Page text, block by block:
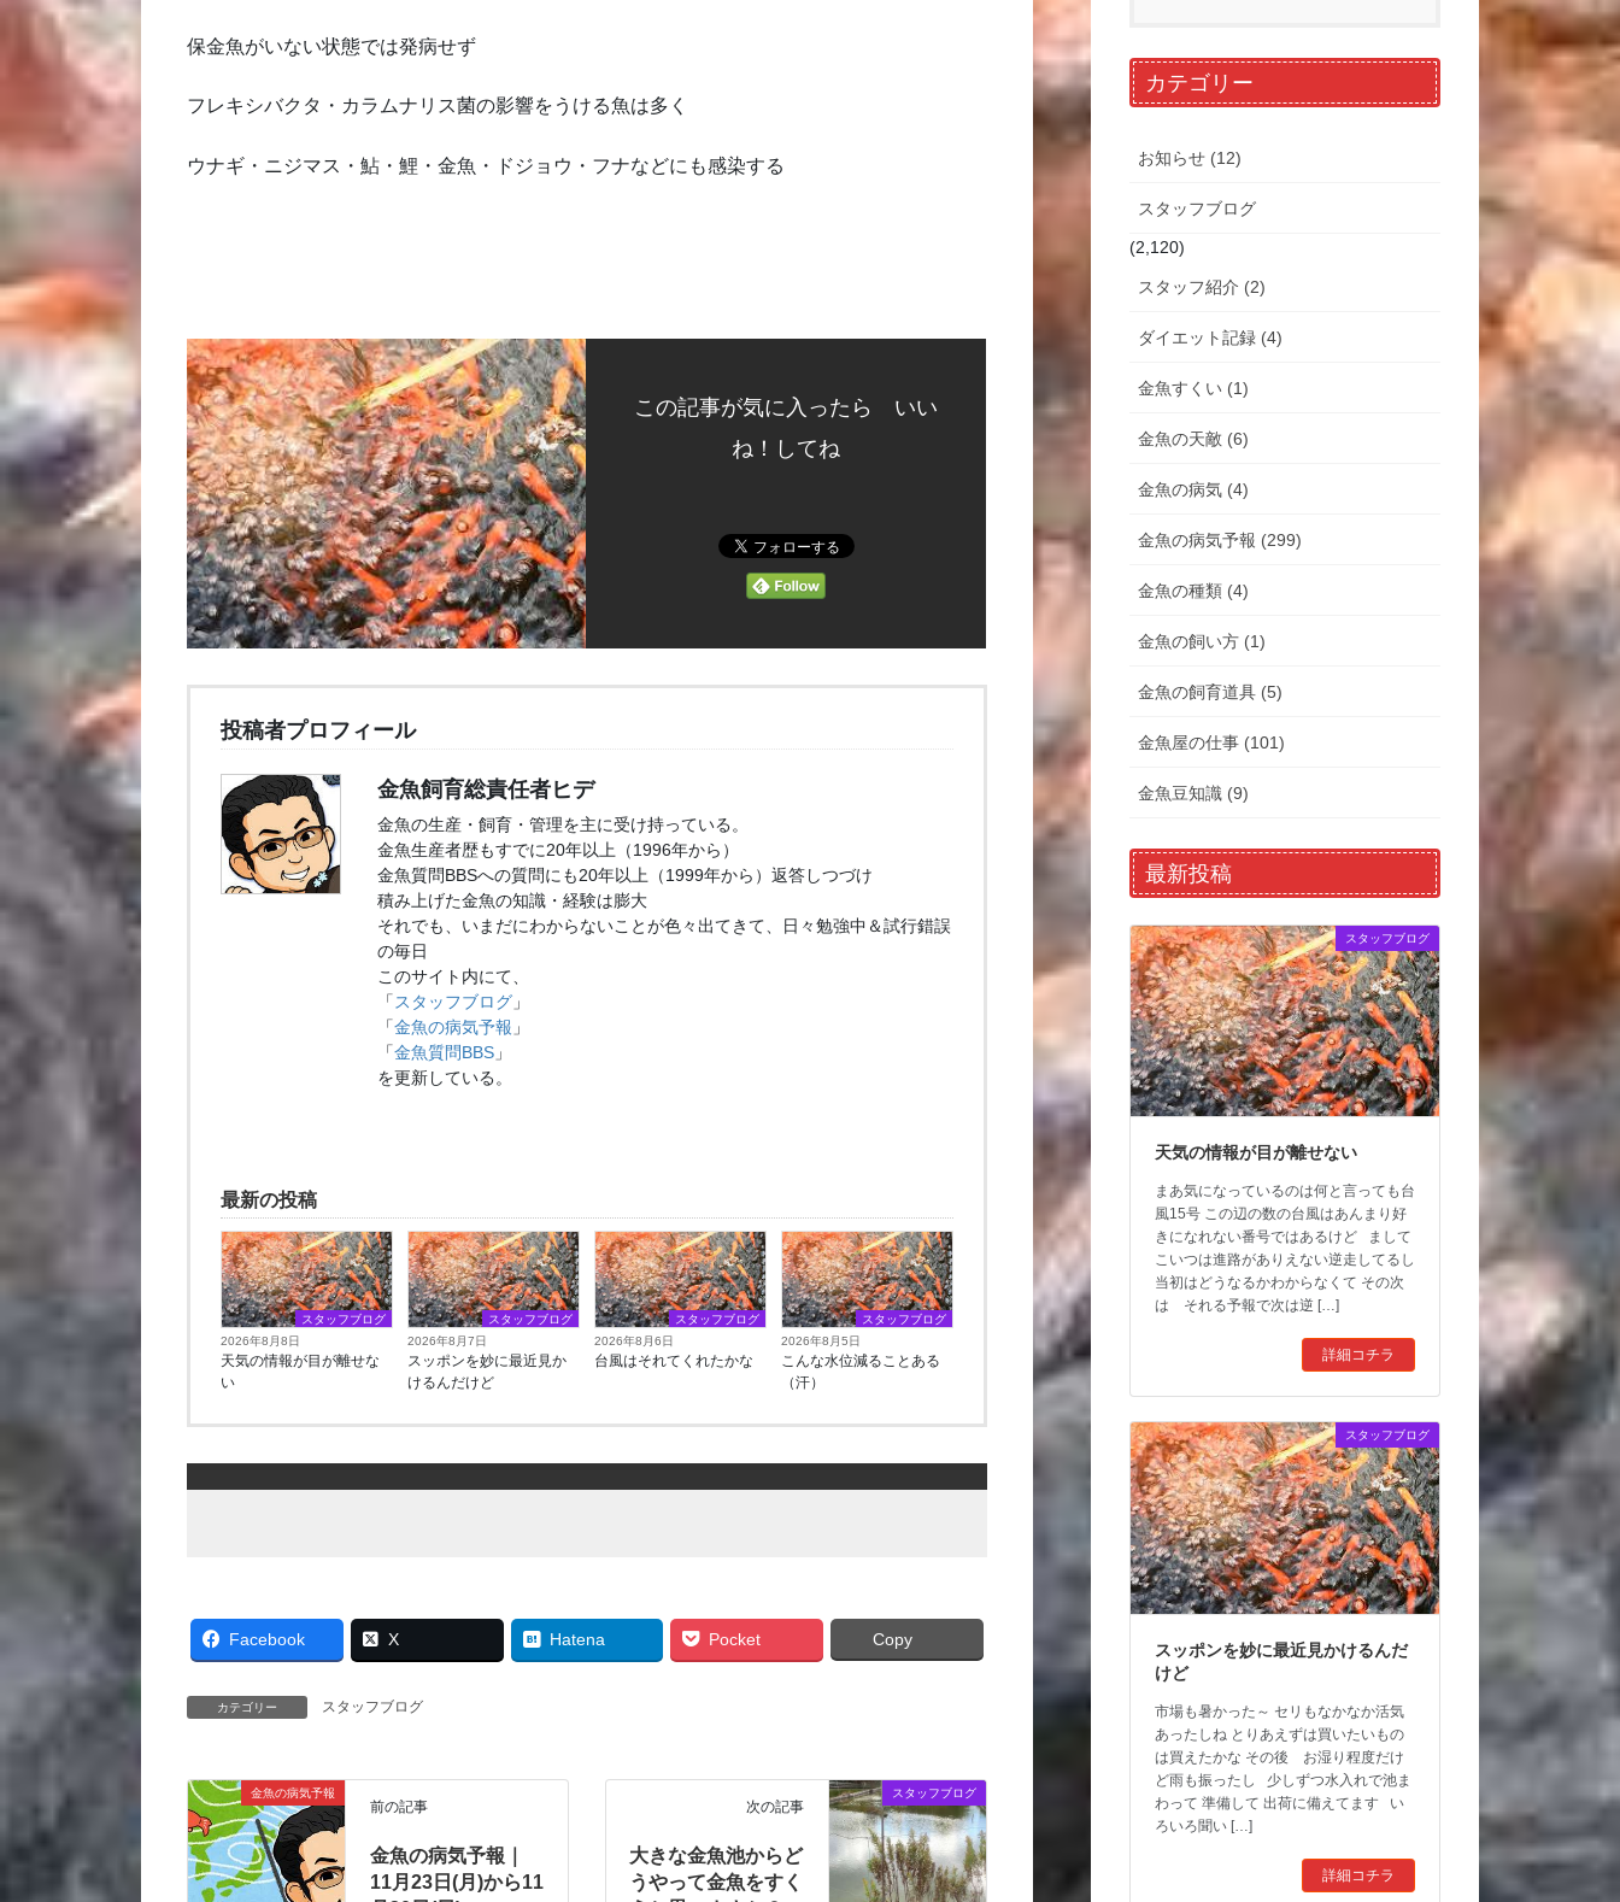
保金魚がいない状態では発病せず
フレキシバクタ・カラムナリス菌の影響をうける魚は多く
ウナギ・ニジマス・鮎・鯉・金魚・ドジョウ・フナなどにも感染する
この記事が気に入ったら いい
ね！してね
投稿者プロフィール
金魚飼育総責任者ヒデ
金魚の生産・飼育・管理を主に受け持っている。
金魚生産者歴もすでに20年以上（1996年から）
金魚質問BBSへの質問にも20年以上（1999年から）返答しつづけ
積み上げた金魚の知識・経験は膨大
それでも、いまだにわからないことが色々出てきて、日々勉強中＆試行錯誤
の毎日
このサイト内にて、
「 スタッフブログ 」
「金魚の病気予報 」
「金魚質問BBS 」
を更新している。
最新の投稿
スタッフブログ
2026年8月8日
天気の情報が目が離せな
い
スタッフブログ
2026年8月7日
スッポンを妙に最近見か
けるんだけど
スタッフブログ
2026年8月6日
台風はそれてくれたかな
スタッフブログ
2026年8月5日
こんな水位減ることある
（汗）
Facebook X Hatena Pocket Copy
カテゴリー スタッフブログ
金魚の病気予報
前の記事
金魚の病気予報｜
11月23日(月)から11
スタッフブログ
次の記事
大きな金魚池からど
うやって金魚をすく
カテゴリー
お知らせ (12)
スタッフブログ
(2,120)
スタッフ紹介 (2)
ダイエット記録 (4)
金魚すくい (1)
金魚の天敵 (6)
金魚の病気 (4)
金魚の病気予報 (299)
金魚の種類 (4)
金魚の飼い方 (1)
金魚の飼育道具 (5)
金魚屋の仕事 (101)
金魚豆知識 (9)
最新投稿
スタッフブログ
天気の情報が目が離せない
まあ気になっているのは何と言っても台
風15号 この辺の数の台風はあんまり好
きになれない番号ではあるけど まして
こいつは進路がありえない逆走してるし
当初はどうなるかわからなくて その次
は それる予報で次は逆 […]
詳細コチラ
スタッフブログ
スッポンを妙に最近見かけるんだ
けど
市場も暑かった～ セリもなかなか活気
あったしね とりあえずは買いたいもの
は買えたかな その後 お湿り程度だけ
ど雨も振ったし 少しずつ水入れで池ま
わって 準備して 出荷に備えてます い
ろいろ聞い […]
詳細コチラ